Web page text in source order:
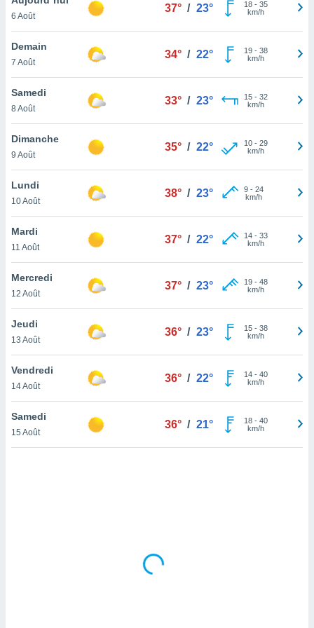
et
»,
au
vous
qu'ils
ou
le
ainsi
un
la
du
en
de
6 Août
37° / 23° 18- 35
km/h
Demain
7 Août
34° / 22° 19- 38
km/h
Samedi
8 Août
33° / 23° 15- 32
km/h
Dimanche
9 Août
35° / 22° 10- 29
km/h
Lundi
10 Août
38° / 23° 9- 24
km/h
Mardi
11 Août
37° / 22° 14- 33
km/h
Mercredi
12 Août
37° / 23° 19- 48
km/h
Jeudi
13 Août
36° / 23° 15- 38
km/h
Vendredi
14 Août
36° / 22° 14- 40
km/h
Samedi
15 Août
36° / 21° 18- 40
km/h